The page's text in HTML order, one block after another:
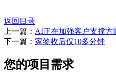
返回目录
上一篇： AI正在加强客户支撑方
下一篇： 家签收后仅10多分钟
您的项目需求